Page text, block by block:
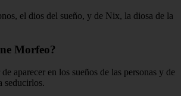
el dios del sueño, y de Nix, la diosa de la
Morfeo?
aparecer en los sueños de las personas y de
seducirlos.